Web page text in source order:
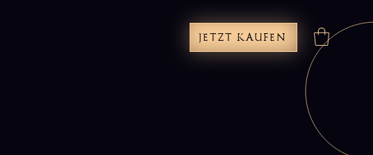
JETZT KAUFEN